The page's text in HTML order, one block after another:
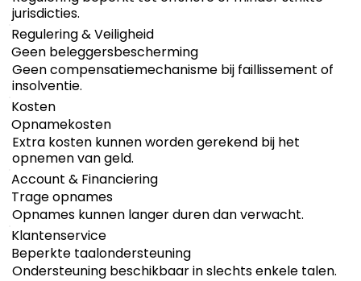
jurisdicties.
Regulering & Veiligheid
Geen beleggersbescherming
Geen compensatiemechanisme bij faillissement of
insolventie.
Kosten
Opnamekosten
Extra kosten kunnen worden gerekend bij het
opnemen van geld.
Account & Financiering
Trage opnames
Opnames kunnen langer duren dan verwacht.
Klantenservice
Beperkte taalondersteuning
Ondersteuning beschikbaar in slechts enkele talen.